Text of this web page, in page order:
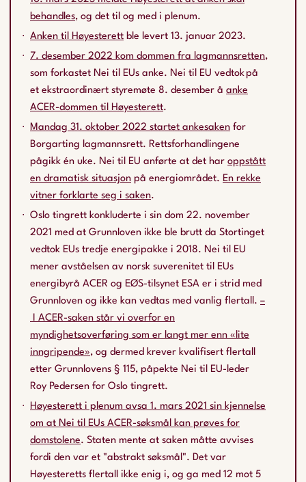
behandles, og det til og med i plenum.
Anken til Høyesterett ble levert 13. januar 2023.
7. desember 2022 kom dommen fra lagmannsretten,
som forkastet Nei til EUs anke. Nei til EU vedtok på
et ekstraordinært styremøte 8. desember å anke
ACER-dommen til Høyesterett.
Mandag 31. oktober 2022 startet ankesaken for
Borgarting lagmannsrett. Rettsforhandlingene
pågikk én uke. Nei til EU anførte at det har oppstått
en dramatisk situasjon på energiområdet. En rekke
vitner forklarte seg i saken.
Oslo tingrett konkluderte i sin dom 22. november
2021 med at Grunnloven ikke ble brutt da Stortinget
vedtok EUs tredje energipakke i 2018. Nei til EU
mener avståelsen av norsk suverenitet til EUs
energibyrå ACER og EØS-tilsynet ESA er i strid med
Grunnloven og ikke kan vedtas med vanlig flertall. –
I ACER-saken står vi overfor en
myndighetsoverføring som er langt mer enn «lite
inngripende», og dermed krever kvalifisert flertall
etter Grunnlovens § 115, påpekte Nei til EU-leder
Roy Pedersen for Oslo tingrett.
Høyesterett i plenum avsa 1. mars 2021 sin kjennelse
om at Nei til EUs ACER-søksmål kan prøves for
domstolene. Staten mente at saken måtte avvises
fordi den var et "abstrakt søksmål". Det var
Høyesteretts flertall ikke enig i, og ga med 12 mot 5